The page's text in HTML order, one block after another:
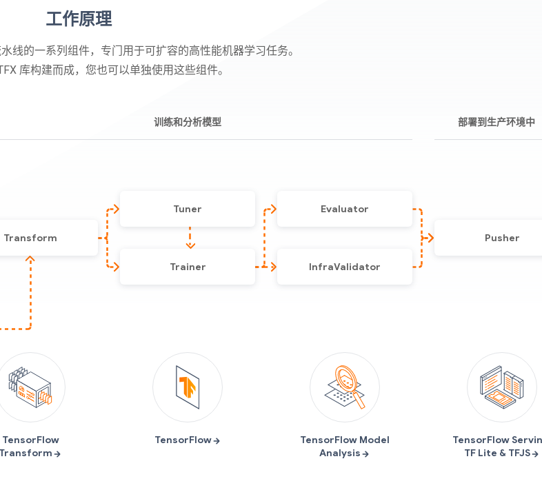
工作原理
线的一系列组件，专门用于可扩容的高性能机器学习任务。
库构建而成，您也可以单独使用这些组件。